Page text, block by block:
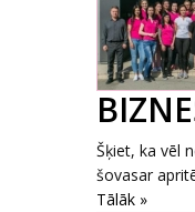
Šķiet, ka vēl
šovasar
Tālāk »